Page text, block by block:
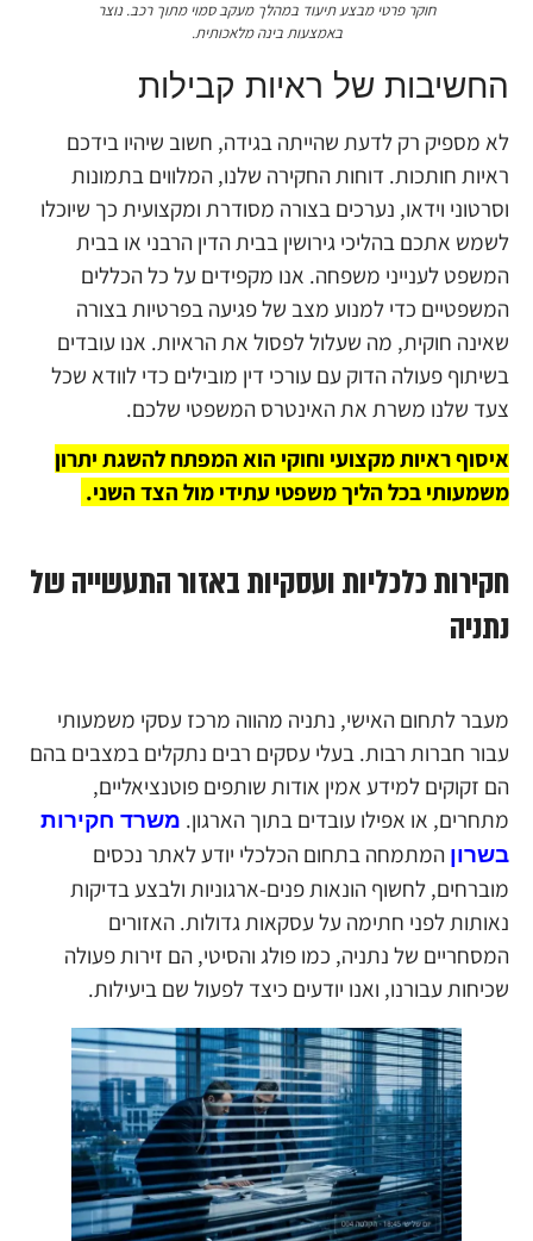
חוקר פרטי מבצע תיעוד במהלך מעקב סמוי מתוך רכב.
החשיבות של ראיות קבילות
לא מספיק רק לדעת שהייתה בגידה, חשוב שיהיו בידכם
ראיות חותכות. דוחות החקירה שלנו, המלווים בתמונות
וסרטוני וידאו, נערכים בצורה מסודרת ומקצועית כך שיוכלו
לשמש אתכם בהליכי גירושין בבית הדין הרבני או בבית
המשפט לענייני משפחה. אנו מקפידים על כל הכללים
המשפטיים כדי למנוע מצב של פגיעה בפרטיות בצורה
שאינה חוקית, מה שעלול לפסול את הראיות. אנו עובדים
בשיתוף פעולה הדוק עם עורכי דין מובילים כדי לוודא שכל
צעד שלנו משרת את האינטרס המשפטי שלכם.
איסוף ראיות מקצועי וחוקי הוא המפתח להשגת יתרון
משמעותי בכל הליך משפטי עתידי מול הצד השני.
חקירות כלכליות ועסקיות באזור התעשייה של
נתניה
מעבר לתחום האישי, נתניה מהווה מרכז עסקי משמעותי
עבור חברות רבות. בעלי עסקים רבים נתקלים במצבים בהם
הם זקוקים למידע אמין אודות שותפים פוטנציאליים,
מתחרים, או אפילו עובדים בתוך הארגון. משרד חקירות
בשרון המתמחה בתחום הכלכלי יודע לאתר נכסים
מוברחים, לחשוף הונאות פנים-ארגוניות ולבצע בדיקות
נאותות לפני חתימה על עסקאות גדולות. האזורים
המסחריים של נתניה, כמו פולג והסיטי, הם זירות פעולה
שכיחות עבורנו, ואנו יודעים כיצד לפעול שם ביעילות.